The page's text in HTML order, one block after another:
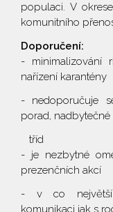
populaci. V
komunitního
Doporučení:
- minimalizování
nařízení karantény
- nedoporučuje
porad,
tříd
- je nezbytné
prezenčních akcí
​​​​​​​- v co největší
komunikaci jak s